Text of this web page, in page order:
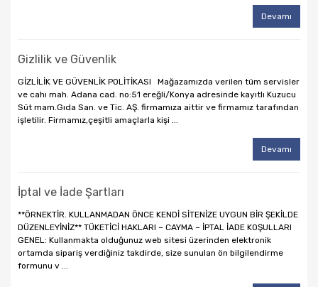
Devamı
Gizlilik ve Güvenlik
GİZLİLİK VE GÜVENLİK POLİTİKASI Mağazamızda verilen tüm servisler
ve cahı mah. Adana cad. no:51 ereğli/Konya adresinde kayıtlı Kuzucu
Süt mam.Gıda San. ve Tic. AŞ. firmamıza aittir ve firmamız tarafından
işletilir. Firmamız,çeşitli amaçlarla kişi ...
Devamı
İptal ve İade Şartları
**ÖRNEKTİR. KULLANMADAN ÖNCE KENDİ SİTENİZE UYGUN BİR ŞEKİLDE
DÜZENLEYİNİZ** TÜKETİCİ HAKLARI – CAYMA – İPTAL İADE KOŞULLARI
GENEL: Kullanmakta olduğunuz web sitesi üzerinden elektronik
ortamda sipariş verdiğiniz takdirde, size sunulan ön bilgilendirme
formunu v ...